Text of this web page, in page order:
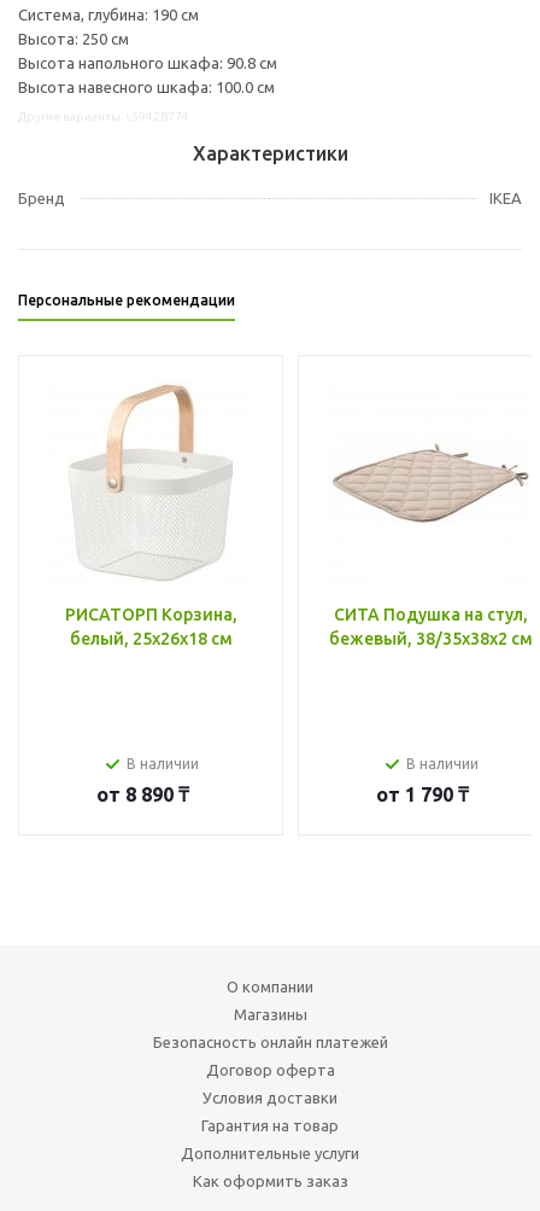
Система, глубина: 190 см
Высота: 250 см
Высота напольного шкафа: 90.8 см
Высота навесного шкафа: 100.0 см
Характеристики
Бренд IKEA
Персональные рекомендации
РИСАТОРП Корзина,
белый, 25x26x18 см
В наличии
от 8 890 ₸
СИТА Подушка на стул,
бежевый, 38/35x38x2 см
В наличии
от 1 790 ₸
О компании
Магазины
Безопасность онлайн платежей
Договор оферта
Условия доставки
Гарантия на товар
Дополнительные услуги
Как оформить заказ